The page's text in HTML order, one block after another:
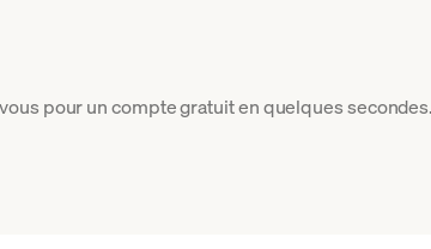
pour un compte gratuit en quelques